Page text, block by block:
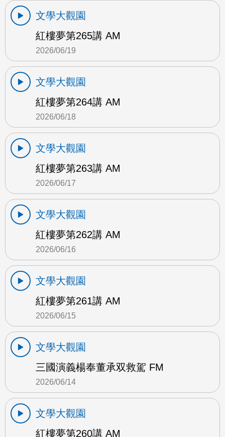
文學大觀園
紅樓夢第265講 AM
2026/06/19
文學大觀園
紅樓夢第264講 AM
2026/06/18
文學大觀園
紅樓夢第263講 AM
2026/06/17
文學大觀園
紅樓夢第262講 AM
2026/06/16
文學大觀園
紅樓夢第261講 AM
2026/06/15
文學大觀園
三國演義楊奉董承双救駕 FM
2026/06/14
文學大觀園
紅樓夢第260講 AM